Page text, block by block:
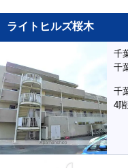
ライトヒルズ桜木
千
千
千
4